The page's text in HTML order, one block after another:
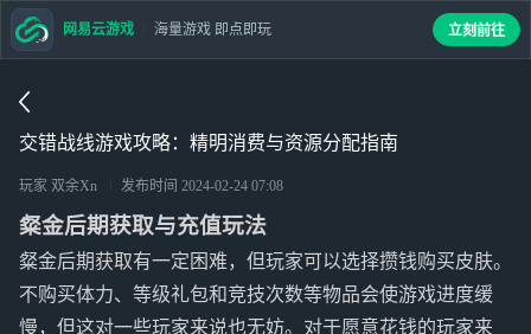
交错战线游戏攻略：精明消费与资源分配指南
玩家 双余Xn 发布时间 2024-02-24 07:08
粲金后期获取与充值玩法
粲金后期获取有一定困难，但玩家可以选择攒钱购买皮肤。
不购买体力、等级礼包和竞技次数等物品会使游戏进度缓
慢，但这对一些玩家来说也无妨。对于愿意花钱的玩家来
网易云游戏 海量游戏 即点即玩 立刻前往